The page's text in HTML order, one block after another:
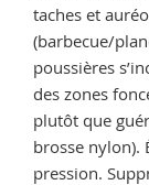
taches et
(barbecue/
poussières
des zones
plutôt que
brosse nylon).
pression.